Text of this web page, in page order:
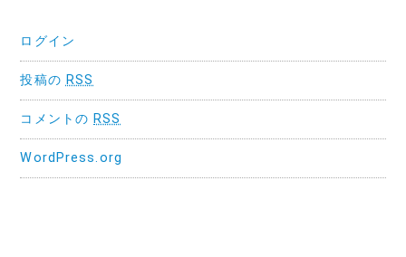
ログイン
投稿の RSS
コメントの RSS
WordPress.org